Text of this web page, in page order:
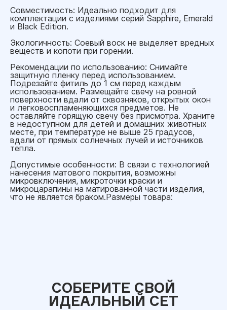
Совместимость: Идеально подходит для
комплектации с изделиями серий Sapphire, Emerald
и Black Edition.
Экологичность: Соевый воск не выделяет вредных
веществ и копоти при горении.
Рекомендации по использованию: Снимайте
защитную пленку перед использованием.
Подрезайте фитиль до 1 см перед каждым
использованием. Размещайте свечу на ровной
поверхности вдали от сквозняков, открытых окон
и легковоспламеняющихся предметов. Не
оставляйте горящую свечу без присмотра. Храните
в недоступном для детей и домашних животных
месте, при температуре не выше 25 градусов,
вдали от прямых солнечных лучей и источников
тепла.
Допустимые особенности: В связи с технологией
нанесения матового покрытия, возможны
микровключения, микроточки краски и
микроцарапины на матированной части изделия,
что не является браком.Размеры товара:
СОБЕРИТЕ СВОЙ
ИДЕАЛЬНЫЙ СЕТ